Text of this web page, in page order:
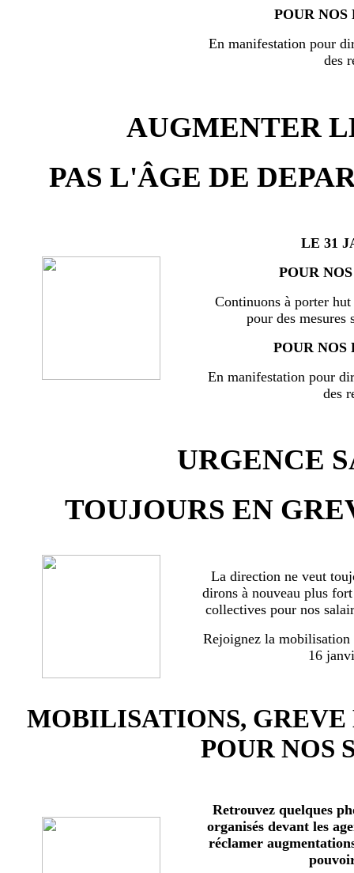
POUR
En manifestation pour
des
AUGMENTER
PAS L'ÂGE DE
LE 31
POUR
Continuons à porter
pour des mesures
POUR NOS
En manifestation pour
des
URGENCE
TOUJOURS EN
La direction ne veut
dirons à nouveau plus
collectives pour nos
Rejoignez la mobilisation
16
MOBILISATIONS,
POUR NOS
Retrouvez quelques
organisés devant les
réclamer